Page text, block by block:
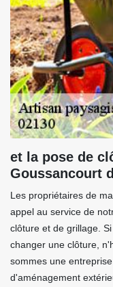
et la pose de
Goussancourt
Les propriétaires de
appel au service de
clôture et de grillage.
changer une clôture,
sommes une
d'aménagement